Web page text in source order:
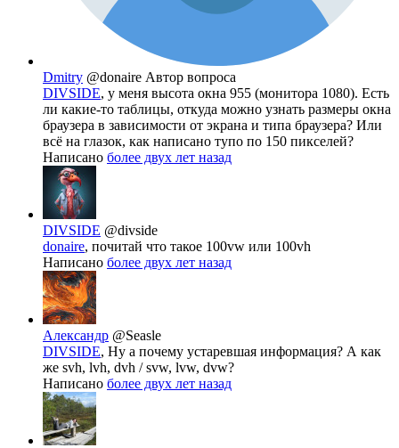
Dmitry @donaire Автор вопроса
DIVSIDE, у меня высота окна 955 (монитора 1080). Есть
ли какие-то таблицы, откуда можно узнать размеры окна
браузера в зависимости от экрана и типа браузера? Или
всё на глазок, как написано тупо по 150 пикселей?
Написано более двух лет назад
DIVSIDE @divside
donaire, почитай что такое 100vw или 100vh
Написано более двух лет назад
Александр @Seasle
DIVSIDE, Ну а почему устаревшая информация? А как
же svh, lvh, dvh / svw, lvw, dvw?
Написано более двух лет назад